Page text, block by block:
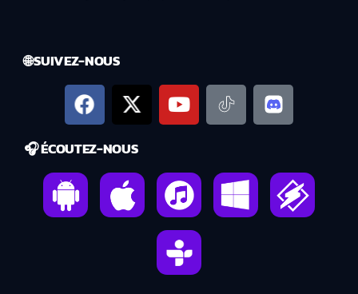
🌐 SUIVEZ-NOUS
🎧 ÉCOUTEZ-NOUS